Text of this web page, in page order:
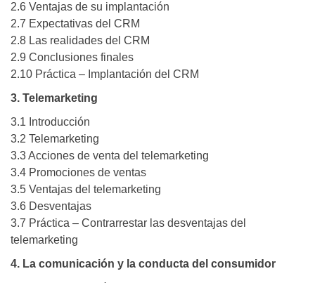
2.6 Ventajas de su implantación
2.7 Expectativas del CRM
2.8 Las realidades del CRM
2.9 Conclusiones finales
2.10 Práctica – Implantación del CRM
3. Telemarketing
3.1 Introducción
3.2 Telemarketing
3.3 Acciones de venta del telemarketing
3.4 Promociones de ventas
3.5 Ventajas del telemarketing
3.6 Desventajas
3.7 Práctica – Contrarrestar las desventajas del
telemarketing
4. La comunicación y la conducta del consumidor